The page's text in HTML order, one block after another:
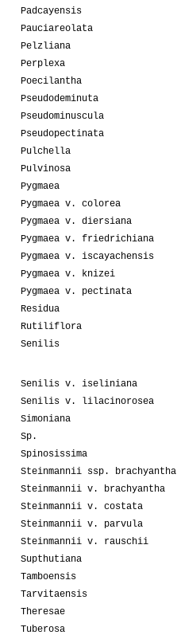
Padcayensis
Pauciareolata
Pelzliana
Perplexa
Poecilantha
Pseudodeminuta
Pseudominuscula
Pseudopectinata
Pulchella
Pulvinosa
Pygmaea
Pygmaea v. colorea
Pygmaea v. diersiana
Pygmaea v. friedrichiana
Pygmaea v. iscayachensis
Pygmaea v. knizei
Pygmaea v. pectinata
Residua
Rutiliflora
Senilis
Senilis v. iseliniana
Senilis v. lilacinorosea
Simoniana
Sp.
Spinosissima
Steinmannii ssp. brachyantha
Steinmannii v. brachyantha
Steinmannii v. costata
Steinmannii v. parvula
Steinmannii v. rauschii
Supthutiana
Tamboensis
Tarvitaensis
Theresae
Tuberosa